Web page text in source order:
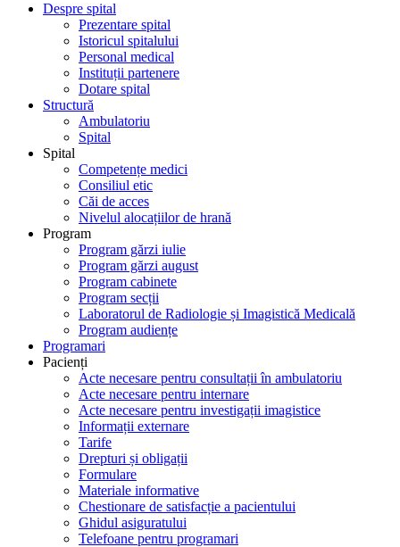
Despre spital
Prezentare spital
Istoricul spitalului
Personal medical
Instituții partenere
Dotare spital
Structură
Ambulatoriu
Spital
Spital
Competențe medici
Consiliul etic
Căi de acces
Nivelul alocațiilor de hrană
Program
Program gărzi iulie
Program gărzi august
Program cabinete
Program secții
Laboratorul de Radiologie și Imagistică Medicală
Program audiențe
Programari
Pacienți
Acte necesare pentru consultații în ambulatoriu
Acte necesare pentru internare
Acte necesare pentru investigații imagistice
Informații externare
Tarife
Drepturi și obligații
Formulare
Materiale informative
Chestionare de satisfacție a pacientului
Ghidul asiguratului
Telefoane pentru programari